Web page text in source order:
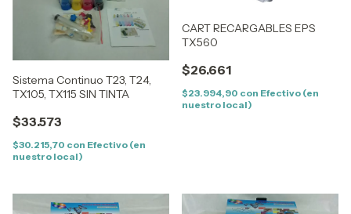
Sistema Continuo T23, T24,
TX105, TX115 SIN TINTA
$33.573
$30.215,70 con Efectivo (en
nuestro local)
CART RECARGABLES EPS
TX560
$26.661
$23.994,90 con Efectivo (en
nuestro local)